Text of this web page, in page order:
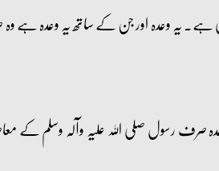
ہے۔ یہ وعدہ اور جن کے ساتھ یہ وعدہ ہے
صرف رسول صلی اللہ علیہ وآلہ وسلم کے